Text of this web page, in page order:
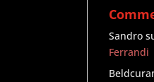
Sandro
Ferrandi